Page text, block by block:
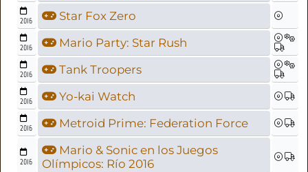
2016 Star Fox Zero
2016 Mario Party: Star Rush
2016 Tank Troopers
2016 Yo-kai Watch
2016 Metroid Prime: Federation Force
2016
Mario & Sonic en los Juegos
Olímpicos: Río 2016